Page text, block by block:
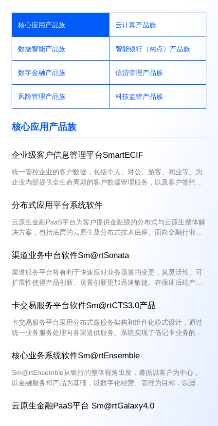
核心应用产品族 云计算产品族
数据智能产品族 智能银行（网点）产品族
数字金融产品族 信贷管理产品族
风险管理产品族 科技监管产品族
核心应用产品族
企业级客户信息管理平台SmartECIF
统一管控企业的客户数据，包括个人、对公、游客、同业等。为
企业内部提供全生命周期的客户数据管理服务，以及客户签约、
分布式应用平台系统软件
云原生金融PaaS平台为客户提供金融级的分布式与云原生整体解
决方案，包括底层的云原生及分布式技术底座、面向金融行业的
平台，形成运行、运维、开发及管理的完整体系，助力金融行业
渠道业务中台软件Sm@rtSonata
渠道服务平台将有利于快速应对业务场景的变更，其灵活性、可
扩展性使得产品创新、场景创新更加迅速敏捷。在保证后端产品
为以客户为中心的全渠道协同提供最有效的支撑。
卡交易服务平台软件Sm@rtCTS3.0产品
卡交易服务平台采用分布式微服务架构和组件化模式设计，通过
统一业务服务处理向各渠道供服务。系统实现了借记卡业务的统
制。
核心业务系统软件Sm@rtEnsemble
Sm@rtEnsemble从银行的整体视角出发，遵循以客户为中心，
以金融服务和产品为基础，以数字化经营、管理为目标，以适应
化、参数化等先进设计思想，倾力打造的面向未来的银行业务处
云原生金融PaaS平台 Sm@rtGalaxy4.0